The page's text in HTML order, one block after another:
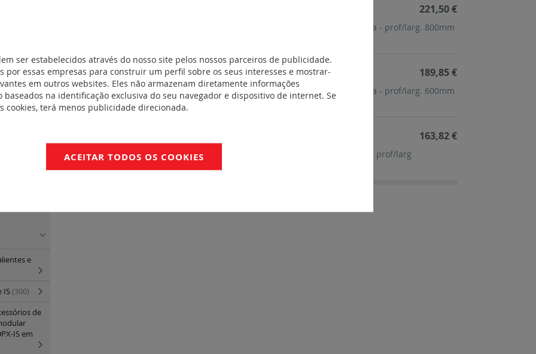
Suporte p/barras de cobre/alumínio ≤ 3200 A- posição alinhada - prof/larg. 800mm
221,50 €
REF. 339921
Suporte p/barras de cobre/alumínio ≤ 3200 A- posição alinhada - prof/larg. 600mm
189,85 €
Suporte p/barras de cobre/alumínio ≤ 3200 A posição alinhada prof/larg
163,82 €
1600 e
em
(22)
e
IS(300)
de
IS em
ser estabelecidos através do nosso site pelos nossos parceiros de publicidade.
por essas empresas para construir um perfil sobre os seus interesses e mostrar-
em outros websites. Eles não armazenam diretamente informações
baseados na identificação exclusiva do seu navegador e dispositivo de internet. Se
cookies, terá menos publicidade direcionada.
ACEITAR TODOS OS COOKIES